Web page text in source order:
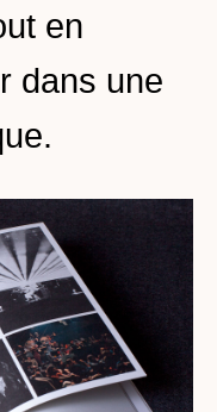
en
dans une